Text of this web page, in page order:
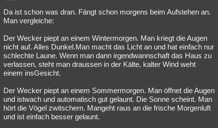
Da ist schon was dran. Fängt schon morgens beim Aufstehen an.
Man vergleiche:
Der Wecker piept an einem Wintermorgen. Man kriegt die Augen
nicht auf. Alles Dunkel.Man macht das Licht an und hat einfach nur
schlechte Laune. Wenn man dann irgendwannschaft das Haus zu
verlassen, steht man draussen in der Kälte, kalter Wind weht
einem insGesicht.
Der Wecker piept an einem Sommermorgen. Man öffnet die Augen
und istwach und automatisch gut gelaunt. Die Sonne scheint. Man
hört die Vögel zwitschern. Mangeht raus an die frische Morgenluft
und ist einfach besser gelaunt.